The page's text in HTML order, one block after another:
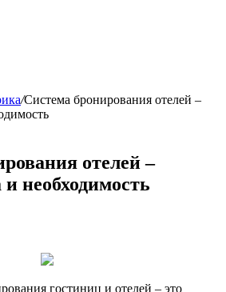
/Система бронирования отелей –
отелей –
необходимость
гостиниц и отелей – это